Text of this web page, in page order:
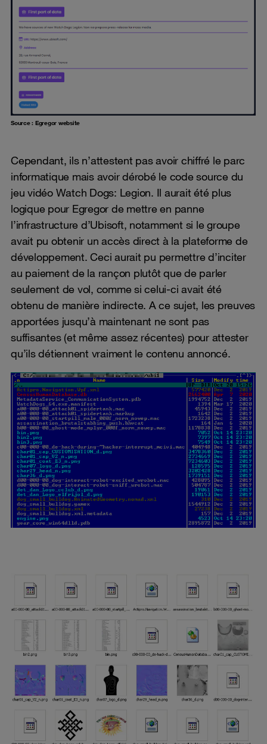
Source : Egregor website
Cependant, ils n’attestent pas avoir chiffré le parc
informatique mais avoir dérobé le code source du
jeu vidéo Watch Dogs: Legion. Il aurait été plus
logique pour Egregor de mettre en panne
l’infrastructure d’Ubisoft, notamment si le groupe
avait pu obtenir un accès direct à la plateforme de
développement. Ceci aurait pu permettre d’inciter
au paiement de la rançon plutôt que de parler
seulement de vol, comme si celui-ci avait été
obtenu de manière indirecte. A ce sujet, les preuves
apportées jusqu’à maintenant ne sont pas
suffisantes (et même assez récentes) pour attester
qu’ils détiennent vraiment le contenu annoncé.